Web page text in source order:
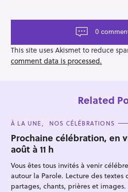
g
i
o
0
This site uses Akismet to reduce
comment data is processed.
Related
C
T
E
G
O
R
I
E
S
À LA UNE NOS CÉLÉBRATIONS
Prochaine célébration, en
août à 11 h
Vous êtes tous invités à venir
autour la Parole. Lecture des
partages, chants, prières et images.